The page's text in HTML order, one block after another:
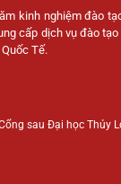
kinh nghiệm đào
cấp dịch vụ đào
Tế.
sau Đại học Thủy